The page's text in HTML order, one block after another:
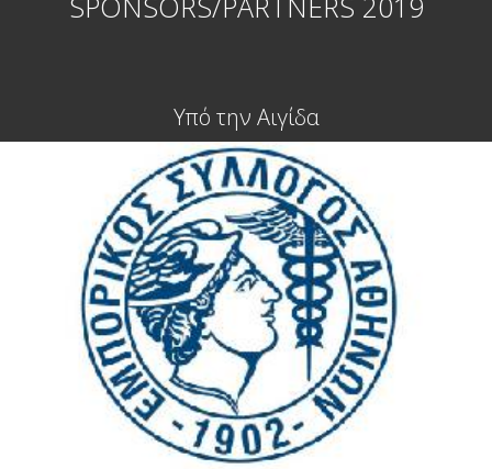
Υπό την Αιγίδα